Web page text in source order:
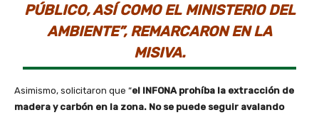
PÚBLICO, ASÍ COMO EL MINISTERIO DEL
AMBIENTE”, REMARCARON EN LA
MISIVA.
Asimismo, solicitaron que “el INFONA prohíba la extracción de
madera y carbón en la zona. No se puede seguir avalando